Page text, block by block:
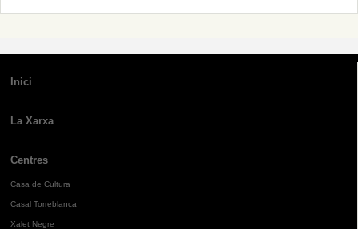
Inici
La Xarxa
Centres
Casa de Cultura
Casal Torreblanca
Xalet Negre